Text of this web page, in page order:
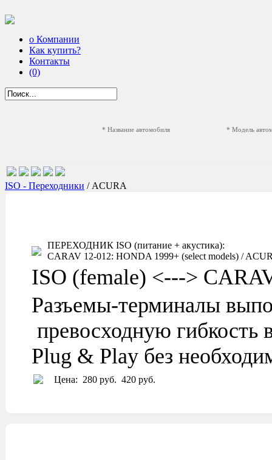
о Компании
Как купить?
Контакты
(0)
* Название автомобиля * Модель
ISO - Переходники / ACURA
ПЕРЕХОДНИК ISO (питание + акустика):
CARAV 12-012: HONDA 1999+ (select models) /
ISO (female) <--->
Разъемы-терминалы
превосходную гибкость
Plug & Play без
Цена: 280 руб. 420 руб.